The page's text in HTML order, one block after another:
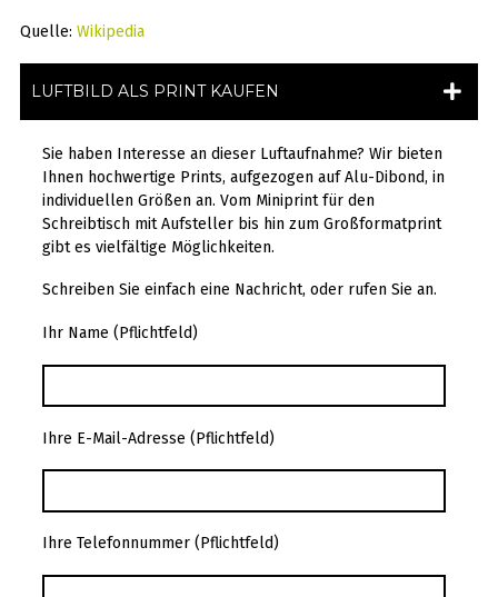
Quelle: Wikipedia
LUFTBILD ALS PRINT KAUFEN
Sie haben Interesse an dieser Luftaufnahme? Wir bieten
Ihnen hochwertige Prints, aufgezogen auf Alu-Dibond, in
individuellen Größen an. Vom Miniprint für den
Schreibtisch mit Aufsteller bis hin zum Großformatprint
gibt es vielfältige Möglichkeiten.
Schreiben Sie einfach eine Nachricht, oder rufen Sie an.
Ihr Name (Pflichtfeld)
Ihre E-Mail-Adresse (Pflichtfeld)
Ihre Telefonnummer (Pflichtfeld)